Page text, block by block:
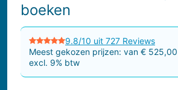
boeken
9.8/10 uit 727 Reviews
Meest gekozen prijzen: van €
excl. 9% btw